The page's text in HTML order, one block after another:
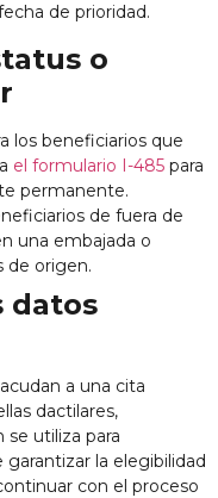
de prioridad.
o
los beneficiarios que
el formulario I-485 para
permanente.
de fuera de
una embajada o
de origen.
datos
a una cita
dactilares,
utiliza para
la elegibilidad
con el proceso